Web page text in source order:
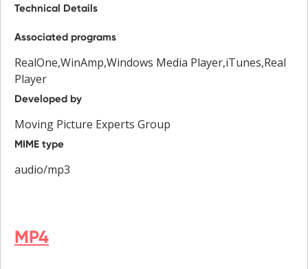
Technical Details
Associated programs
RealOne,WinAmp,Windows Media Player,iTunes,Real
Player
Developed by
Moving Picture Experts Group
MIME type
audio/mp3
MP4